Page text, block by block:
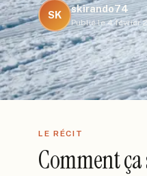
SK
skirando74
Publié le 4 février
LE RÉCIT
Comment ça